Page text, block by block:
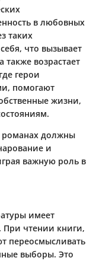
в любовных
таких
что вызывает
возрастает
герои
помогают
жизни,
романах должны
и
важную роль в
имеет
При чтении книги,
переосмысливать
выборы. Это